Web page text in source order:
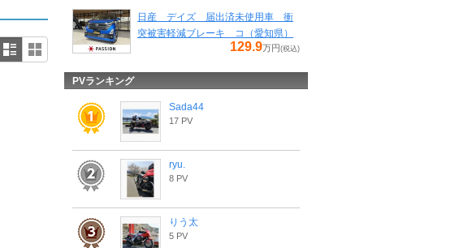
日産 デイズ 届出済未使用車 衝
突被害軽減ブレーキ コ（愛知県）
129.9万円 (税込)
PVランキング
Sada44
17 PV
ryu.
8 PV
りう太
5 PV